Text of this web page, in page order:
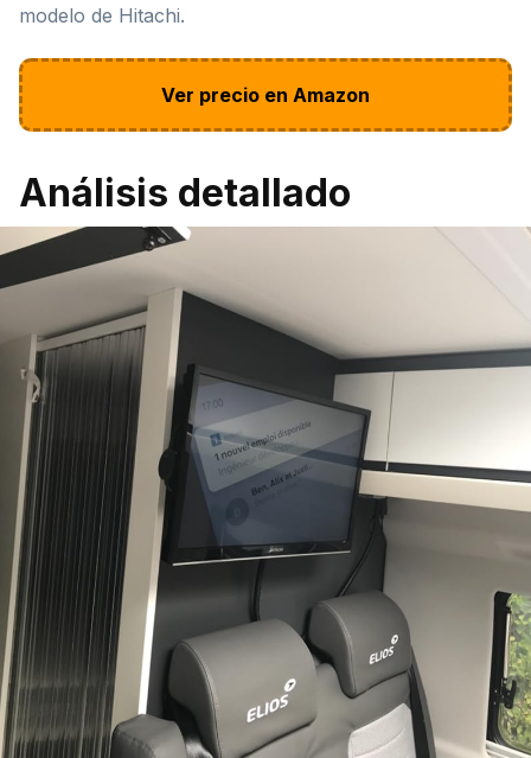
modelo de Hitachi.
Ver precio en Amazon
Análisis detallado